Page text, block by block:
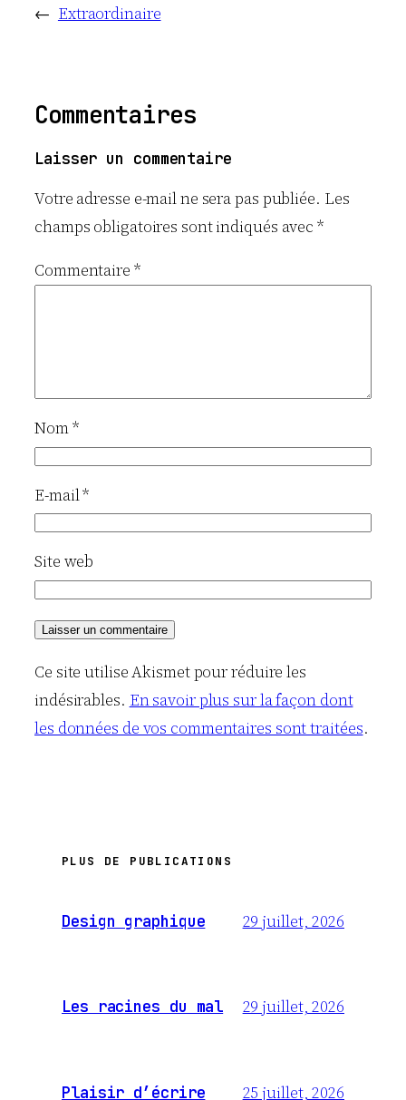
← Extraordinaire
Commentaires
Laisser un commentaire
Votre adresse e-mail ne sera pas publiée. Les
champs obligatoires sont indiqués avec*
Commentaire *
Nom*
E-mail*
Site web
Ce site utilise Akismet pour réduire les
indésirables. En savoir plus sur la façon dont
les données de vos commentaires sont traitées.
PLUS DE PUBLICATIONS
Design graphique 29 juillet, 2026
Les racines du mal 29 juillet, 2026
Plaisir d’écrire 25 juillet, 2026